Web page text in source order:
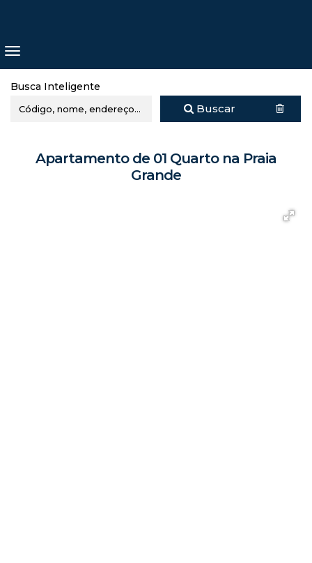
Busca Inteligente
Buscar
Apartamento de 01 Quarto na Praia
Grande